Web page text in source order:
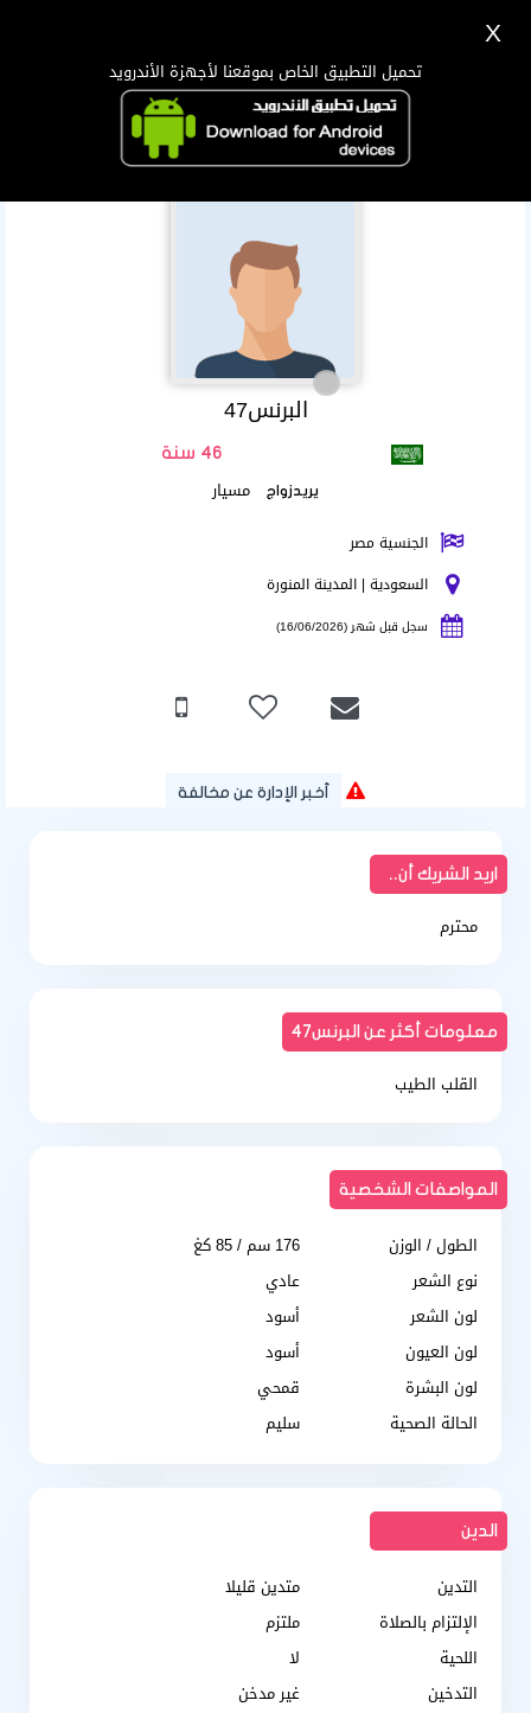
البرنس47
46 سنة
يريدزواج مسيار
الجنسية مصر
السعودية | المدينة المنورة
سجل قبل شهر (16/06/2026)
أخبر الإدارة عن مخالفة
اريد الشريك أن..
محترم
معلومات أكثر عن البرنس47
القلب الطيب
المواصفات الشخصية
الطول / الوزن
176 سم / 85 كغ
نوع الشعر
عادي
لون الشعر
أسود
لون العيون
أسود
لون البشرة
قمحي
الحالة الصحية
سليم
الدين
التدين
متدين قليلا
الإلتزام بالصلاة
ملتزم
اللحية
لا
التدخين
غير مدخن
X
تحميل التطبيق الخاص بموقعنا لأجهزة الأندرويد